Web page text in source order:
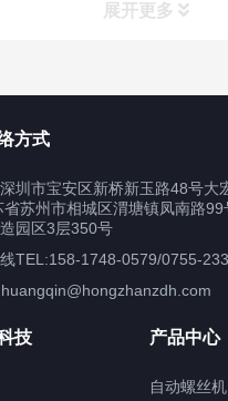
展开更多
方式
圳市宝安区新桥新玉路48号大
省苏州市相城区渭塘镇凤南路99
园区3层350号
TEL:158-1748-0579/0755-
技 产品中心
自动螺丝机